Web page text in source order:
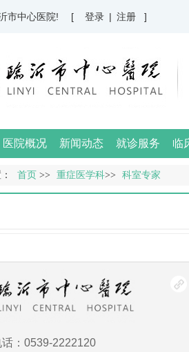
市中心医院! [ 登录 | 注册 ]
医院概况 新闻动态 就诊服务 临
首页 >> 重症医学科>> 科室专家
话：0539-2222120